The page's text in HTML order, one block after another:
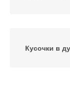
Кусочки в